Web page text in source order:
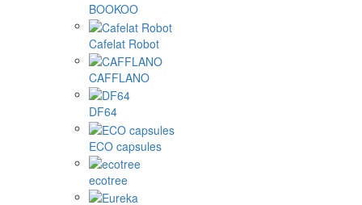
BOOKOO
Cafelat Robot
CAFFLANO
DF64
ECO capsules
ecotree